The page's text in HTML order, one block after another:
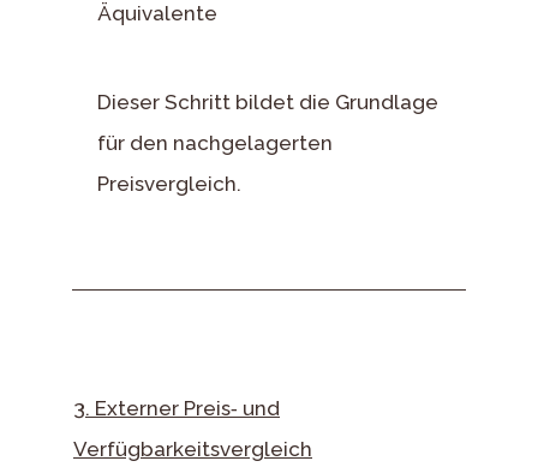
Äquivalente
Dieser Schritt bildet die Grundlage
für den nachgelagerten
Preisvergleich.
3. Externer Preis‑ und
Verfügbarkeitsvergleich